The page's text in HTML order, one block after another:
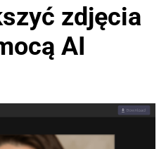
zdjęcia
AI